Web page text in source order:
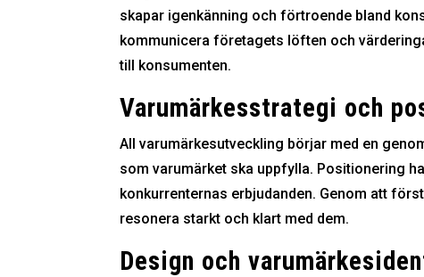
skapar igenkänning och förtroende bland
kommunicera företagets löften och
till konsumenten.
Varumärkesstrategi och
All varumärkesutveckling börjar med en
som varumärket ska uppfylla. Positionering
konkurrenternas erbjudanden. Genom att
resonera starkt och klart med dem.
Design och